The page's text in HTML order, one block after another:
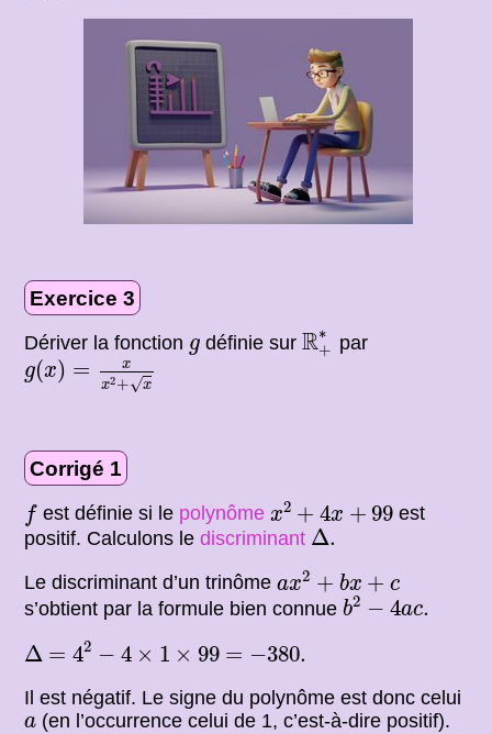
Exercice 3
Dériver la fonction g
g définie sur R∗
+
R+
par
g(x) =
x
x2+√x
g( ) +x
Corrigé 1
f
f est définie si le polynôme x2 + 4x + 99
2 + x 99
est
positif. Calculons lediscriminant Δ.
Δ.
Le discriminant d’un trinômeax2 + bx + c
x2 + bx c
s’obtient par la formule bien connueb2 − 4ac.
b2 − 4a
Δ
Δ = 42 − 4 × 1 × 99
2− ×1 99
= −380.
380.
Il est négatif. Le signe du polynôme est donc celui
a
a (en l’occurrence celui de 1, c’est-à-dire positif).